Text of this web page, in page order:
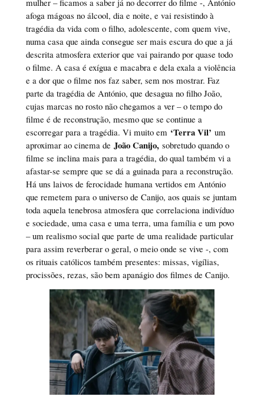
afoga mágoas no álcool, dia e noite, e vai resistindo à
tragédia da vida com o filho, adolescente, com quem vive,
numa casa que ainda consegue ser mais escura do que a já
descrita atmosfera exterior que vai pairando por quase todo
o filme. A casa é exígua e macabra e dela exala a violência
e a dor que o filme nos faz saber, sem nos mostrar. Faz
parte da tragédia de António, que desagua no filho João,
cujas marcas no rosto não chegamos a ver – o tempo do
filme é de reconstrução, mesmo que se continue a
escorregar para a tragédia. Vi muito em ‘Terra Vil’ um
aproximar ao cinema de João Canijo, sobretudo quando o
filme se inclina mais para a tragédia, do qual também vi a
afastar-se sempre que se dá a guinada para a reconstrução.
Há uns laivos de ferocidade humana vertidos em António
que remetem para o universo de Canijo, aos quais se juntam
toda aquela tenebrosa atmosfera que correlaciona indivíduo
e sociedade, uma casa e uma terra, uma família e um povo
– um realismo social que parte de uma realidade particular
para assim reverberar o geral, o meio onde se vive -, com
os rituais católicos também presentes: missas, vigílias,
procissões, rezas, são bem apanágio dos filmes de Canijo.